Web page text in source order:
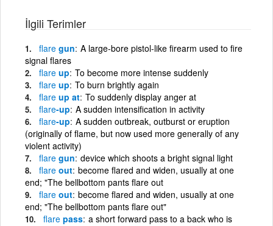
İlgili Terimler
flare gun A large-bore pistol-like firearm used to fire
signal flares
flare up To become more intense suddenly
flare up To burn brightly again
flare up at To suddenly display anger at
flare-up A sudden intensification in activity
flare-up A sudden outbreak, outburst or eruption
(originally of flame, but now used more generally of any
violent activity)
flare gun device which shoots a bright signal light
flare out become flared and widen, usually at one
end; "The bellbottom pants flare out
flare out become flared and widen, usually at one
end; "The bellbottom pants flare out"
flare pass a short forward pass to a back who is